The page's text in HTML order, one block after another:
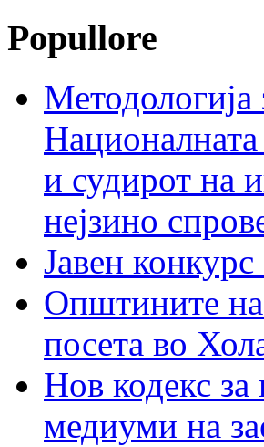
Popullore
Методологија
Националната
и судирот на
нејзино
Јавен
Општините на
посета во
Нов кодекс
медиуми на